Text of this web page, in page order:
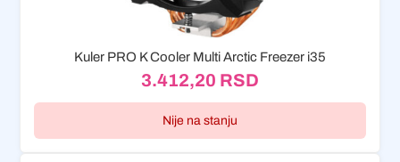
Kuler PRO K Cooler Multi Arctic Freezer i35
3.412,20 RSD
Nije na stanju